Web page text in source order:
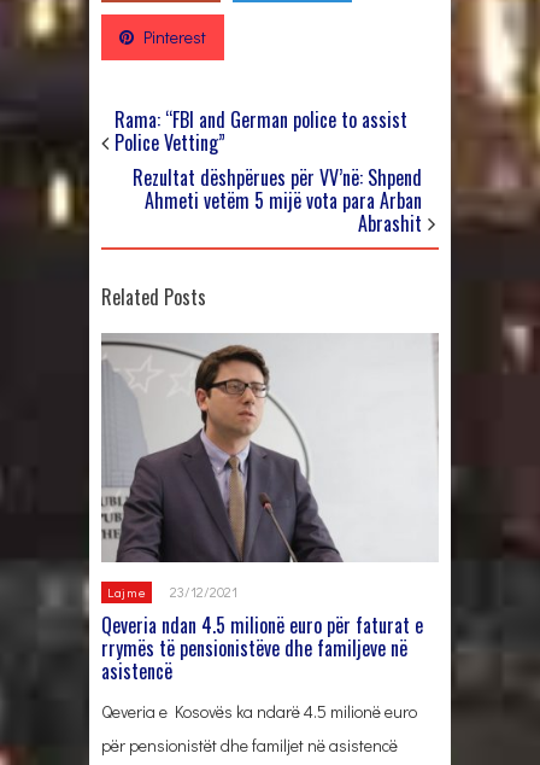
Pinterest
Rama: “FBI and German police to assist
Police Vetting”
Rezultat dëshpërues për VV’në: Shpend
Ahmeti vetëm 5 mijë vota para Arban
Abrashit
Related Posts
Lajme 23/12/2021
Qeveria ndan 4.5 milionë euro për faturat e
rrymës të pensionistëve dhe familjeve në
asistencë
Qeveria e Kosovës ka ndarë 4.5 milionë euro
për pensionistët dhe familjet në asistencë